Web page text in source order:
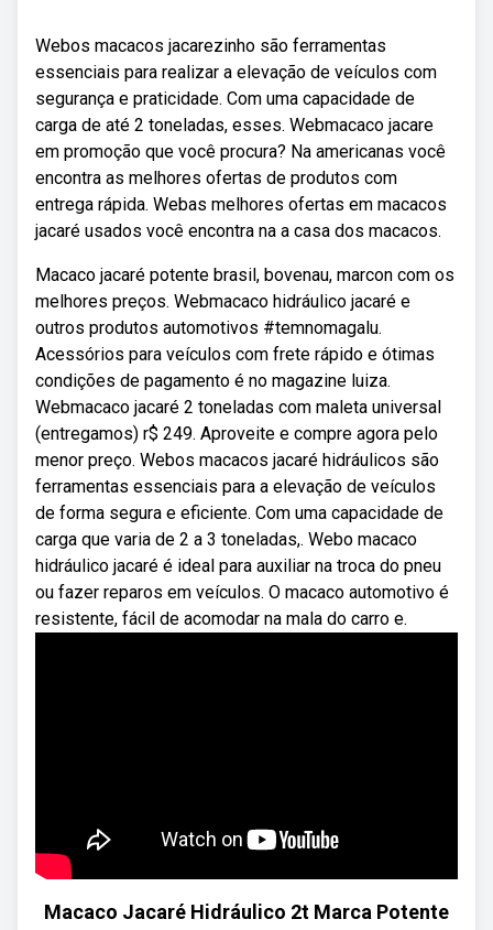
Webos macacos jacarezinho são ferramentas
essenciais para realizar a elevação de veículos com
segurança e praticidade. Com uma capacidade de
carga de até 2 toneladas, esses. Webmacaco jacare
em promoção que você procura? Na americanas você
encontra as melhores ofertas de produtos com
entrega rápida. Webas melhores ofertas em macacos
jacaré usados você encontra na a casa dos macacos.
Macaco jacaré potente brasil, bovenau, marcon com os
melhores preços. Webmacaco hidráulico jacaré e
outros produtos automotivos #temnomagalu.
Acessórios para veículos com frete rápido e ótimas
condições de pagamento é no magazine luiza.
Webmacaco jacaré 2 toneladas com maleta universal
(entregamos) r$ 249. Aproveite e compre agora pelo
menor preço. Webos macacos jacaré hidráulicos são
ferramentas essenciais para a elevação de veículos
de forma segura e eficiente. Com uma capacidade de
carga que varia de 2 a 3 toneladas,. Webo macaco
hidráulico jacaré é ideal para auxiliar na troca do pneu
ou fazer reparos em veículos. O macaco automotivo é
resistente, fácil de acomodar na mala do carro e.
Macaco Jacaré Hidráulico 2t Marca Potente